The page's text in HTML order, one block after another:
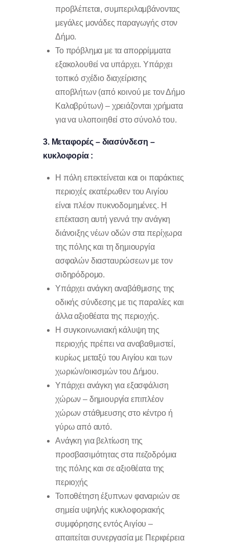
προβλέπεται, συμπεριλαμβάνοντας
μεγάλες μονάδες παραγωγής στον
Δήμο.
Το πρόβλημα με τα απορρίμματα
εξακολουθεί να υπάρχει. Υπάρχει
τοπικό σχέδιο διαχείρισης
αποβλήτων (από κοινού με τον Δήμο
Καλαβρύτων) – χρειάζονται χρήματα
για να υλοποιηθεί στο σύνολό του.
3. Μεταφορές – διασύνδεση –
κυκλοφορία :
Η πόλη επεκτείνεται και οι παράκτιες
περιοχές εκατέρωθεν του Αιγίου
είναι πλέον πυκνοδομημένες. Η
επέκταση αυτή γεννά την ανάγκη
διάνοιξης νέων οδών στα περίχωρα
της πόλης και τη δημιουργία
ασφαλών διασταυρώσεων με τον
σιδηρόδρομο.
Υπάρχει ανάγκη αναβάθμισης της
οδικής σύνδεσης με τις παραλίες και
άλλα αξιοθέατα της περιοχής.
Η συγκοινωνιακή κάλυψη της
περιοχής πρέπει να αναβαθμιστεί,
κυρίως μεταξύ του Αιγίου και των
χωριών/οικισμών του Δήμου.
Υπάρχει ανάγκη για εξασφάλιση
χώρων – δημιουργία επιπλέον
χώρων στάθμευσης στο κέντρο ή
γύρω από αυτό.
Ανάγκη για βελτίωση της
προσβασιμότητας στα πεζοδρόμια
της πόλης και σε αξιοθέατα της
περιοχής
Τοποθέτηση έξυπνων φαναριών σε
σημεία υψηλής κυκλοφοριακής
συμφόρησης εντός Αιγίου –
απαιτείται συνεργασία με Περιφέρεια